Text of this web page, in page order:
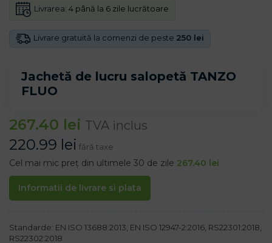
Jachetă de lucru salopetă TANZO
FLUO
Livrare gratuită la comenzi de peste 250 lei
Livrarea: 4 până la 6 zile lucrătoare
267.40 lei TVA inclus
220.99 lei fără taxe
Cel mai mic preț din ultimele 30 de zile 267.40 lei
Informatii de livrare si plata
Standarde: EN ISO 13688:2013, EN ISO 12947-2:2016, RS22301:2018,
RS22302:2018